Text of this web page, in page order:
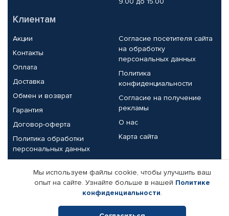
Клиентам
Акции
Контакты
Оплата
Доставка
Обмен и возврат
Гарантия
Договор-оферта
Политика обработки
персональных данных
Согласие посетителя сайта
на обработку
персональных данных
Политика
конфиденциальности
Согласие на получение
рекламы
О нас
Карта сайта
Партнерам
Корпоративным клиентам
Поставщикам
Реквизиты компании
Мы используем файлы cookie, чтобы улучшить ваш
опыт на сайте. Узнайте больше в нашей Политике
конфиденциальности.